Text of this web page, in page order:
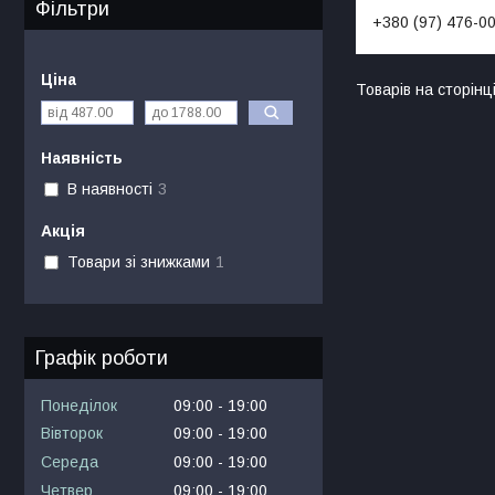
+380 (97) 476-
Фільтри
Ціна
Наявність
В наявності 3
Акція
Товари зі знижками 1
Графік роботи
Понеділок 09:00
19:00
Вівторок
09:00
19:00
Середа
09:00
19:00
Четвер
09:00 19:00